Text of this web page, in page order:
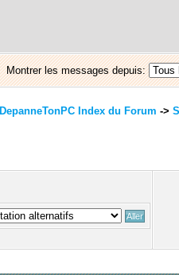
Montrer les messages depuis:
DepanneTonPC Index du Forum ->